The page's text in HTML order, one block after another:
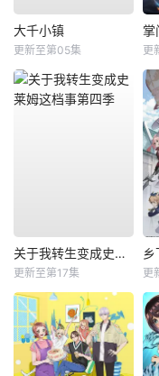
大千小镇
更新至第05集
掌
更
关于我转生变成史莱姆这档事第四季
更新至第17集 更